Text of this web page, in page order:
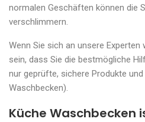
normalen Geschäften können die
verschlimmern.
Wenn Sie sich an unsere Experten
sein, dass Sie die bestmögliche
nur geprüfte, sichere Produkte
Waschbecken).
Küche Waschbecken